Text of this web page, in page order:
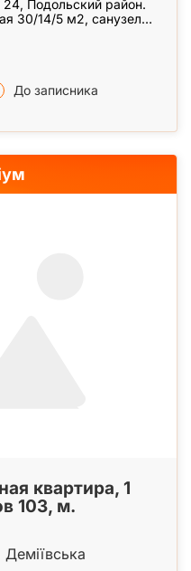
Подольский район.
30/14/5 м2, санузел
До записника
квартира, 1
103, м.
Деміївська